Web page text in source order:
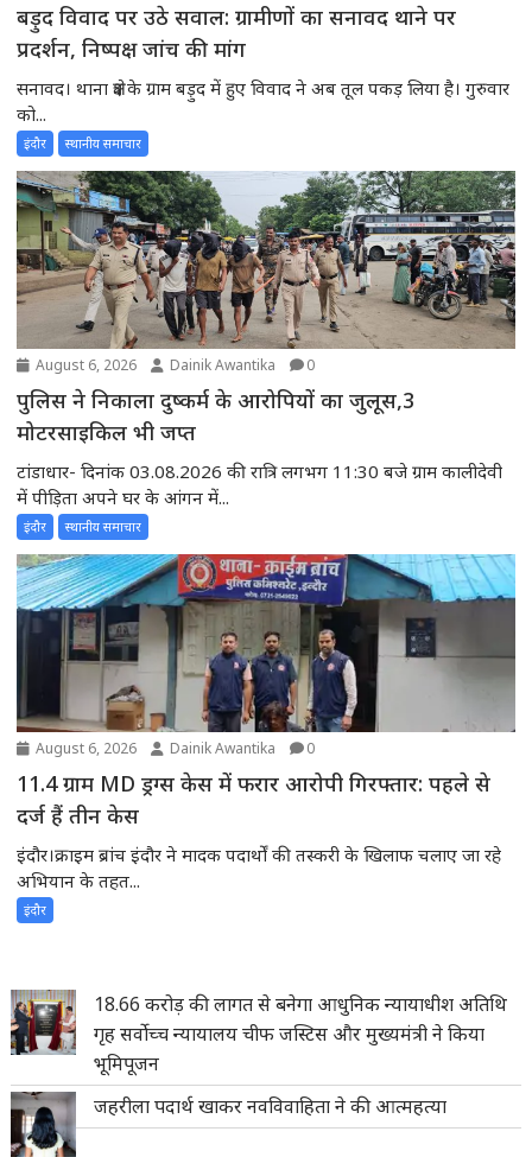
बड़ुद विवाद पर उठे सवाल: ग्रामीणों का सनावद थाने पर
प्रदर्शन, निष्पक्ष जांच की मांग
सनावद। थाना क्षेत्र के ग्राम बड़ुद में हुए विवाद ने अब तूल पकड़ लिया है। गुरुवार
को...
इंदौर स्थानीय समाचार
August 6, 2026 Dainik Awantika 0
पुलिस ने निकाला दुष्कर्म के आरोपियों का जुलूस,3
मोटरसाइकिल भी जप्त
टांडाधार- दिनांक 03.08.2026 की रात्रि लगभग 11:30 बजे ग्राम कालीदेवी
में पीड़िता अपने घर के आंगन में...
इंदौर स्थानीय समाचार
August 6, 2026 Dainik Awantika 0
11.4 ग्राम MD ड्रग्स केस में फरार आरोपी गिरफ्तार: पहले से
दर्ज हैं तीन केस
इंदौर।क्राइम ब्रांच इंदौर ने मादक पदार्थों की तस्करी के खिलाफ चलाए जा रहे
अभियान के तहत...
इंदौर
18.66 करोड़ की लागत से बनेगा आधुनिक न्यायाधीश अतिथि
गृह सर्वोच्च न्यायालय चीफ जस्टिस और मुख्यमंत्री ने किया
भूमिपूजन
जहरीला पदार्थ खाकर नवविवाहिता ने की आत्महत्या